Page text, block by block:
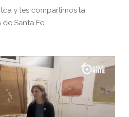
y les compartimos la
Santa Fe.